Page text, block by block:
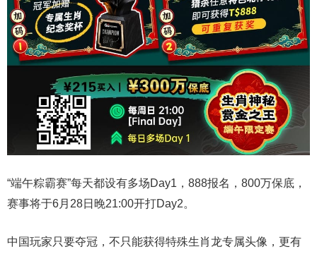
“端午粽霸赛”每天都设有多场Day1，888报名，800万保底，
赛事将于6月28日晚21:00开打Day2。
中国玩家只要夺冠，不只能获得特殊生肖龙专属头像，更有